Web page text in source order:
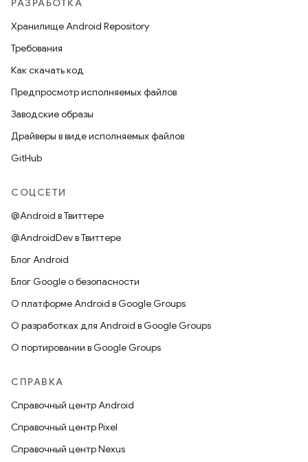
РАЗРАБОТКА
Хранилище Android Repository
Требования
Как скачать код
Предпросмотр исполняемых файлов
Заводские образы
Драйверы в виде исполняемых файлов
GitHub
СОЦСЕТИ
@Android в Твиттере
@AndroidDev в Твиттере
Блог Android
Блог Google о безопасности
О платформе Android в Google Groups
О разработках для Android в Google Groups
О портировании в Google Groups
СПРАВКА
Справочный центр Android
Справочный центр Pixel
Справочный центр Nexus